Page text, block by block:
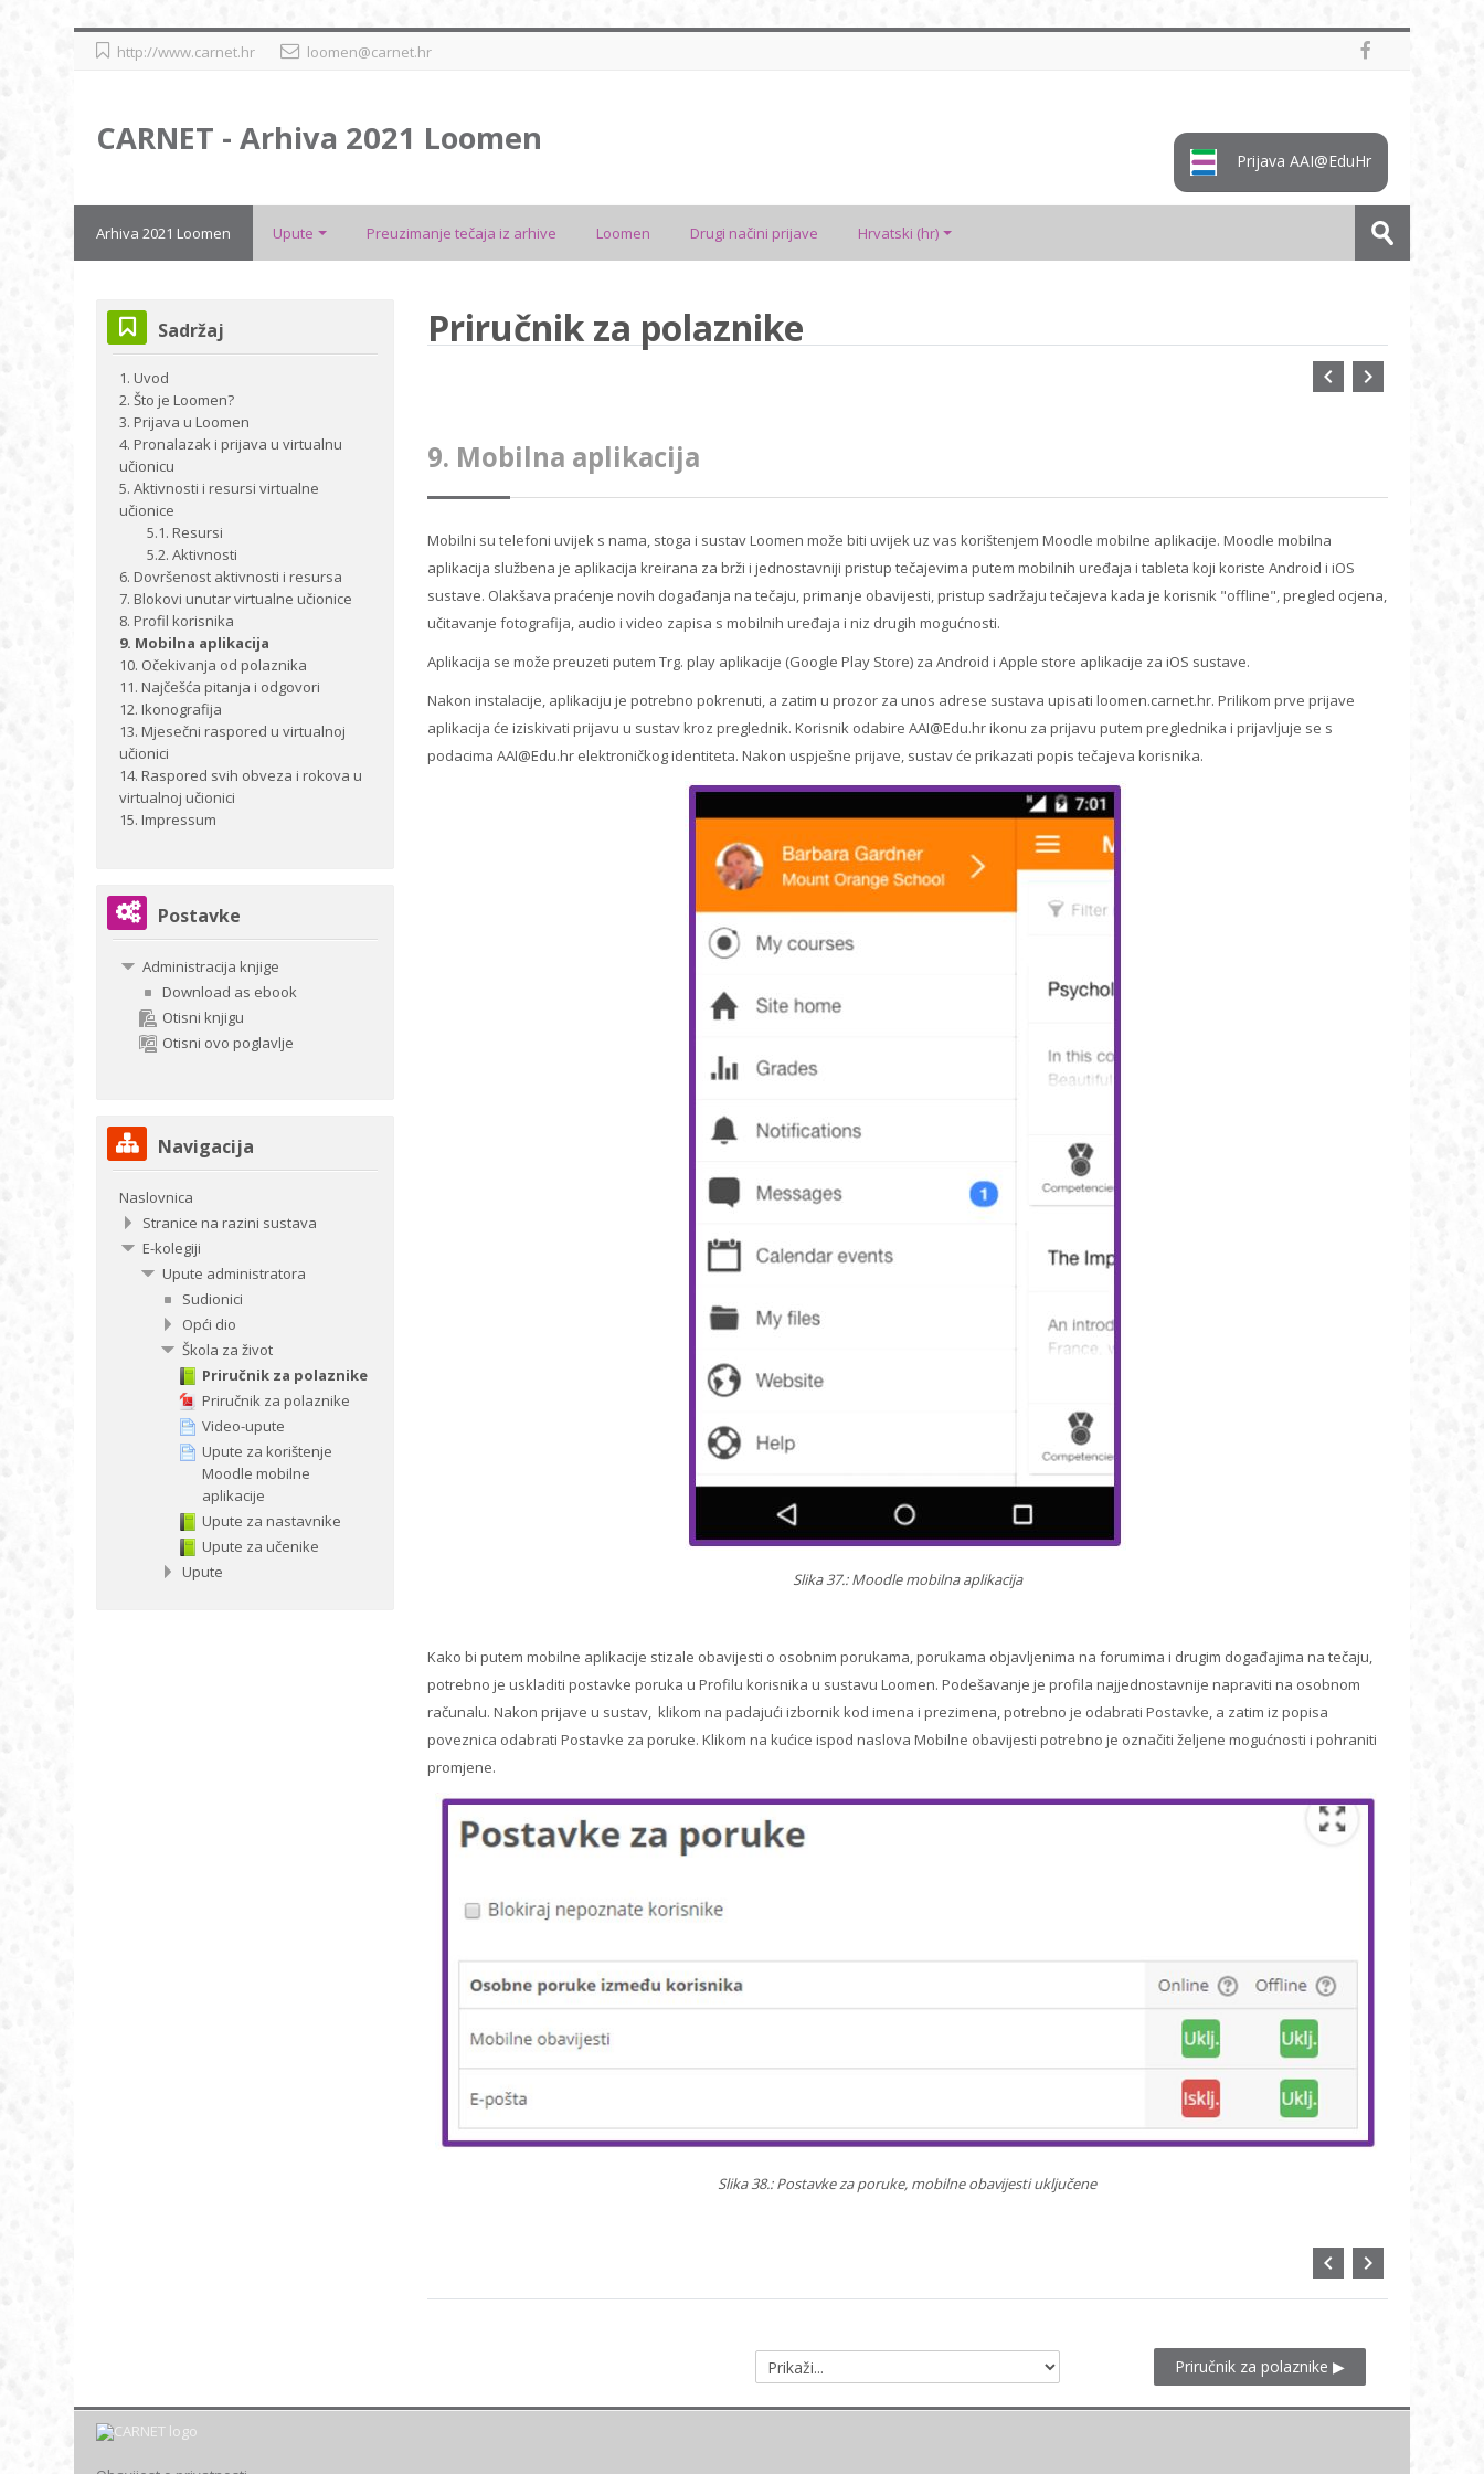
http://www.carnet.hr loomen@carnet.hr
CARNET - Arhiva 2021 Loomen
Prijava AAI@EduHr
Arhiva 2021 Loomen Upute Preuzimanje tečaja iz arhive Loomen Drugi načini prijave Hrvatski ‎(hr)‎
kolegije
Predaj
Priručnik za polaznike
9. Mobilna aplikacija
Mobilni su telefoni uvijek s nama, stoga i sustav Loomen može biti uvijek uz vas korištenjem Moodle mobilne aplikacije. Moodle mobilna
aplikacija službena je aplikacija kreirana za brži i jednostavniji pristup tečajevima putem mobilnih uređaja i tableta koji koriste Android i iOS
sustave. Olakšava praćenje novih događanja na tečaju, primanje obavijesti, pristup sadržaju tečajeva kada je korisnik "offline", pregled ocjena,
učitavanje fotografija, audio i video zapisa s mobilnih uređaja i niz drugih mogućnosti.
Aplikacija se može preuzeti putem Trg. play aplikacije (Google Play Store) za Android i Apple store aplikacije za iOS sustave.
Nakon instalacije, aplikaciju je potrebno pokrenuti, a zatim u prozor za unos adrese sustava upisati loomen.carnet.hr. Prilikom prve prijave
aplikacija će iziskivati prijavu u sustav kroz preglednik. Korisnik odabire AAI@Edu.hr ikonu za prijavu putem preglednika i prijavljuje se s
podacima AAI@Edu.hr elektroničkog identiteta. Nakon uspješne prijave, sustav će prikazati popis tečajeva korisnika.
Slika 37.: Moodle mobilna aplikacija
Kako bi putem mobilne aplikacije stizale obavijesti o osobnim porukama, porukama objavljenima na forumima i drugim događajima na tečaju,
potrebno je uskladiti postavke poruka u Profilu korisnika u sustavu Loomen. Podešavanje je profila najjednostavnije napraviti na osobnom
računalu. Nakon prijave u sustav, klikom na padajući izbornik kod imena i prezimena, potrebno je odabrati Postavke, a zatim iz popisa
poveznica odabrati Postavke za poruke. Klikom na kućice ispod naslova Mobilne obavijesti potrebno je označiti željene mogućnosti i pohraniti
promjene.
Slika 38.: Postavke za poruke, mobilne obavijesti uključene
Prikaži... Priručnik za polaznike ▶︎
Preskoči
Sadržaj
Sadržaj
1. Uvod
2. Što je Loomen?
3. Prijava u Loomen
4. Pronalazak i prijava u virtualnu
učionicu
5. Aktivnosti i resursi virtualne
učionice
5.1. Resursi
5.2. Aktivnosti
6. Dovršenost aktivnosti i resursa
7. Blokovi unutar virtualne učionice
8. Profil korisnika
9. Mobilna aplikacija
10. Očekivanja od polaznika
11. Najčešća pitanja i odgovori
12. Ikonografija
13. Mjesečni raspored u virtualnoj
učionici
14. Raspored svih obveza i rokova u
virtualnoj učionici
15. Impressum
Preskoči
Postavke Postavke
Administracija knjige
Download as ebook
Otisni knjigu
Otisni ovo poglavlje
Preskoči
NavigacijaNavigacija
Naslovnica
Stranice na razini sustava
E-kolegiji
Upute administratora
Sudionici
Opći dio
Škola za život
Priručnik za polaznike
Priručnik za polaznike
Video-upute
Upute za korištenje
Moodle mobilne
aplikacije
Upute za nastavnike
Upute za učenike
Upute